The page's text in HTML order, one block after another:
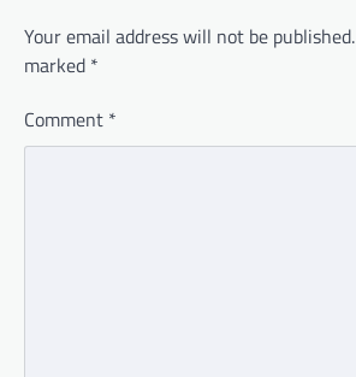
Your email address will not be published.
marked *
Comment *